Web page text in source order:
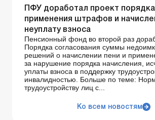
ПФУ доработал проект порядка
применения штрафов и
неуплату взноса
Пенсионный фонд во второй раз
Порядка согласования суммы
решений о начислении пени и
за нарушение порядка начисления,
уплаты взноса в поддержку
инвалидностью. Больше по теме:
трудоустройству лиц с...
Ко всем новостям